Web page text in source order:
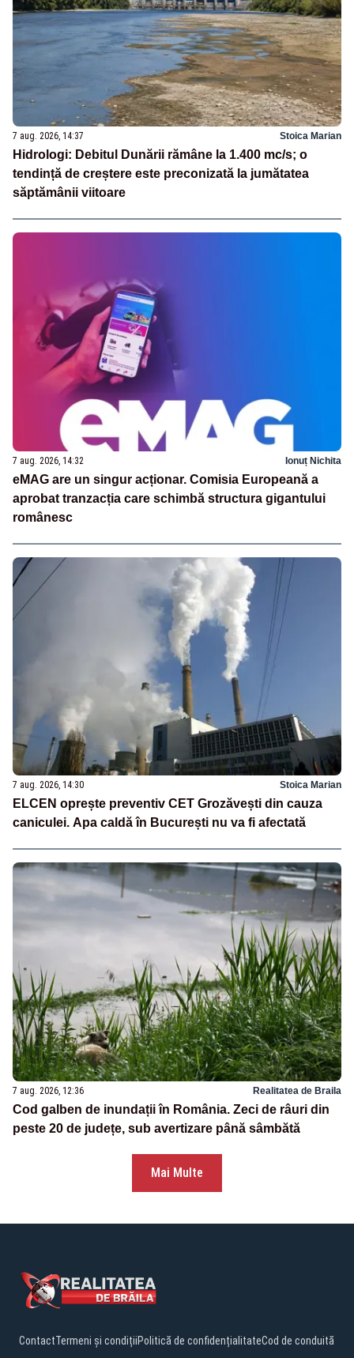
7 aug. 2026, 14:37 Stoica Marian
Hidrologi: Debitul Dunării rămâne la 1.400 mc/s; o
tendință de creștere este preconizată la jumătatea
săptămânii viitoare
7 aug. 2026, 14:32 Ionuț Nichita
eMAG are un singur acționar. Comisia Europeană a
aprobat tranzacția care schimbă structura gigantului
românesc
7 aug. 2026, 14:30 Stoica Marian
ELCEN oprește preventiv CET Grozăvești din cauza
caniculei. Apa caldă în București nu va fi afectată
7 aug. 2026, 12:36 Realitatea de Braila
Cod galben de inundații în România. Zeci de râuri din
peste 20 de județe, sub avertizare până sâmbătă
Mai Multe
ContactTermeni și condițiiPolitică de confidențialitateCod de conduită